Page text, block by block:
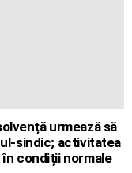
urmează să
sindic; activitatea
condiții normale